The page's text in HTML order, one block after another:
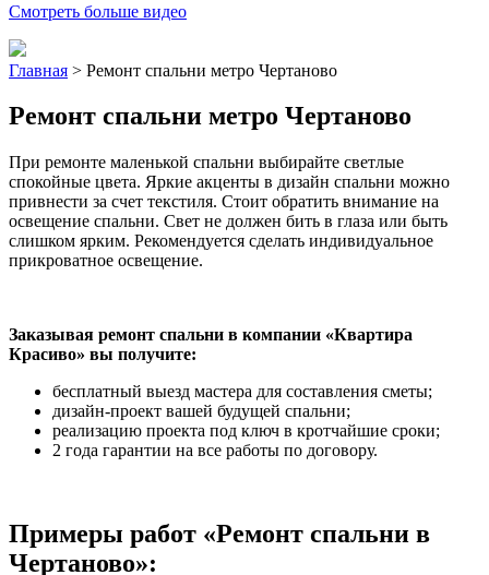
Смотреть больше видео
Главная > Ремонт спальни метро Чертаново
Ремонт спальни метро Чертаново
При ремонте маленькой спальни выбирайте светлые
спокойные цвета. Яркие акценты в дизайн спальни можно
привнести за счет текстиля. Стоит обратить внимание на
освещение спальни. Свет не должен бить в глаза или быть
слишком ярким. Рекомендуется сделать индивидуальное
прикроватное освещение.
Заказывая ремонт спальни в компании «Квартира
Красиво» вы получите:
бесплатный выезд мастера для составления сметы;
дизайн-проект вашей будущей спальни;
реализацию проекта под ключ в кротчайшие сроки;
2 года гарантии на все работы по договору.
Примеры работ «Ремонт спальни в
Чертаново»: